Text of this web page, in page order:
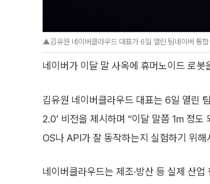
▲김유원 네이버클라우드 대표가 6일 열린 팀네이버 통
네이버가 이달 말 사옥에 휴머노이드 로봇
김유원 네이버클라우드 대표는 6일 열린
2.0’ 비전을 제시하며 “이달 말쯤 1m 정
OS나 API가 잘 동작하는지 실험하기 위해
네이버클라우드는 제조·방산 등 실제 산